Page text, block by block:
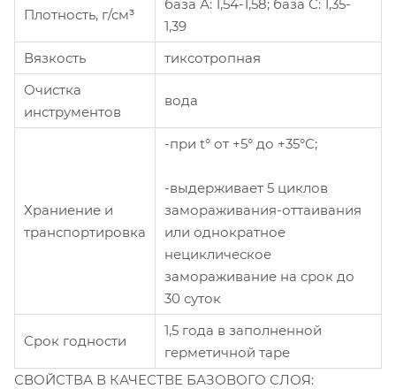
Плотность, г/см³
база А: 1,54-1,58; база С: 1,35-
1,39
Вязкость
тиксотропная
Очистка
инструментов
вода
Храниение и
транспортировка
-при t° от +5° до +35°С;
-выдерживает 5 циклов
замораживания-оттаивания
или однократное
нециклическое
замораживание на срок до
30 суток
Срок годности
1,5 года в заполненной
герметичной таре
СВОЙСТВА В КАЧЕСТВЕ БАЗОВОГО СЛОЯ: